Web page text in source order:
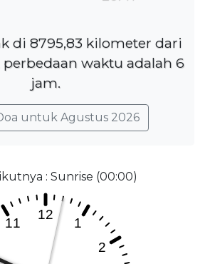
di 8795,83 kilometer dari
waktu adalah 6
jam.
untuk Agustus 2026
: Sunrise (00:00)